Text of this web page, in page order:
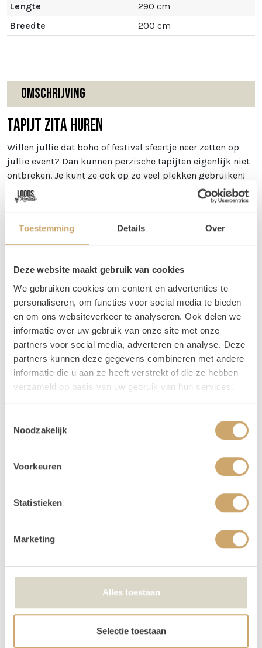
Toestemming Details Over
Deze website maakt gebruik van cookies
We gebruiken cookies om content en advertenties te
personaliseren, om functies voor social media te bieden
en om ons websiteverkeer te analyseren. Ook delen we
informatie over uw gebruik van onze site met onze
partners voor social media, adverteren en analyse. Deze
partners kunnen deze gegevens combineren met andere
informatie die u aan ze heeft verstrekt of die ze hebben
verzameld op basis van uw gebruik van hun services.
Noodzakelijk
Voorkeuren
Statistieken
Marketing
Alles toestaan
Selectie toestaan
Lengte
290 cm
Breedte
200 cm
Omschrijving
Tapijt Zita huren
Willen jullie dat boho of festival sfeertje neer zetten op
jullie event? Dan kunnen perzische tapijten eigenlijk niet
ontbreken. Je kunt ze ook op zo veel plekken gebruiken!
Zo kun je een perzische tapijt gebruiken bij jullie
welkomst hoek, maar je kunt ook meerdere tapijten
zelf ook veel bij het creëren van verschillende zitjes.
Tapijt Zita is 200 x 290 cm
Vragen
Wil je weten welke tapijten mooi bij elkaar staan, maar
kun je dit zelf niet zo goed bepalen via de foto's? Stuur
ons dan een berichtje! Je kunt ons bereiken op 06 20 21 73
66 of mail naarinfo@loodsofrentals.nl. We adviseren je
graag!
Verhuur - Hoe werkt het?
Al onze verhuur items huur je voor
3 dagen, voor de
prijs van 1
! Zo krijg je lekker de tijd om op en af te
zaterdag, of zondag) dan loopt jouw huurperiode tot
gebruiksdag. Dus huur je op 25 april, kies dan van 25
april t/m 25 april. De andere dagen krijg je van ons
Betalen kan via iDeal of op factuur. Je boeking is
Je kunt de items laten bezorgen of zelf in Utrecht
komen ophalen.
We kunnen de order ook voor je bezorgen! Bij een
orderbedrag boven de €300 krijg je korting op de
Is er iets beschadigd? Dat kan gebeuren. Helaas